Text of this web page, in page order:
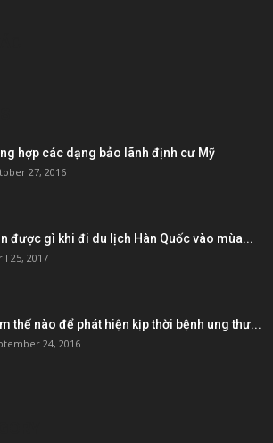
hợp các dạng bảo lãnh định cư Mỹ
27, 2016
được gì khi đi du lịch Hàn Quốc vào mùa...
25, 2017
thế nào để phát hiện kịp thời bệnh ung thư...
24, 2016